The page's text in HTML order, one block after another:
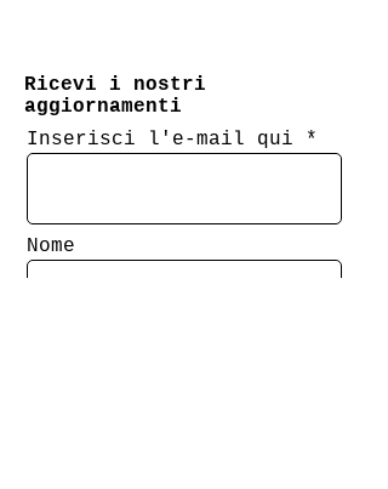
Ricevi i nostri
aggiornamenti
Inserisci l'e-mail qui
Nome